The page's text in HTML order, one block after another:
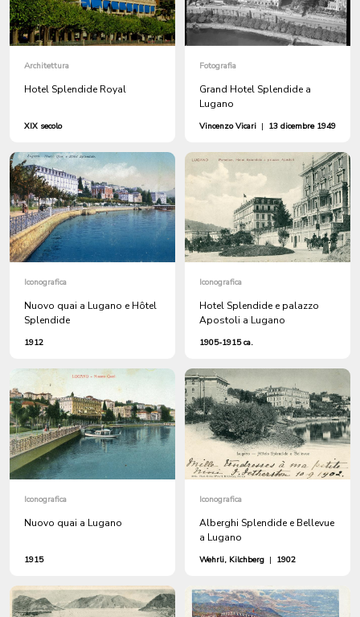
Architettura
Hotel Splendide Royal
XIX secolo
Fotografia
Grand Hotel Splendide a
Lugano
Vincenzo Vicari | 13 dicembre 1949
Iconografica
Nuovo quai a Lugano e Hôtel
Splendide
1912
Iconografica
Hotel Splendide e palazzo
Apostoli a Lugano
1905-1915 ca.
Iconografica
Nuovo quai a Lugano
1915
Iconografica
Alberghi Splendide e Bellevue
a Lugano
Wehrli, Kilchberg | 1902